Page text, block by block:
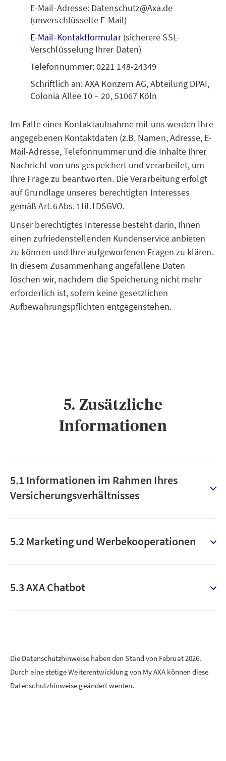
E-Mail-Adresse: Datenschutz@Axa.de
(unverschlüsselte E-Mail)
E-Mail-Kontaktformular(sicherere SSL-
Verschlüsselung Ihrer Daten)
Telefonnummer: 0221 148-24349
Schriftlich an: AXA Konzern AG, Abteilung DPAI,
Colonia Allee 10 – 20, 51067 Köln
Im Falle einer Kontaktaufnahme mit uns werden Ihre
angegebenen Kontaktdaten (z.B. Namen, Adresse, E-
Mail-Adresse, Telefonnummer und die Inhalte Ihrer
Nachricht von uns gespeichert und verarbeitet, um
Ihre Frage zu beantworten. Die Verarbeitung erfolgt
auf Grundlage unseres berechtigten Interesses
gemäß Art. 6 Abs. 1 lit. f DSGVO.
Unser berechtigtes Interesse besteht darin, Ihnen
einen zufriedenstellenden Kundenservice anbieten
zu können und Ihre aufgeworfenen Fragen zu klären.
In diesem Zusammenhang angefallene Daten
löschen wir, nachdem die Speicherung nicht mehr
erforderlich ist, sofern keine gesetzlichen
Aufbewahrungspflichten entgegenstehen.
5. Zusätzliche
Informationen
5.1 Informationen im Rahmen Ihres
Versicherungsverhältnisses
5.2 Marketing und Werbekooperationen
5.3 AXA Chatbot
Die Datenschutzhinweise haben den Stand von Februat 2026.
Durch eine stetige Weiterentwicklung von My AXA können diese
Datenschutzhinweise geändert werden.